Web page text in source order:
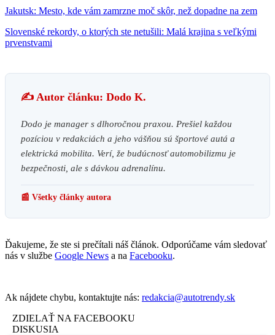
Jakutsk: Mesto, kde vám zamrzne moč skôr, než dopadne na zem
Slovenské rekordy, o ktorých ste netušili: Malá krajina s veľkými
prvenstvami
✍️ Autor článku: Dodo K.
Dodo je manager s dlhoročnou praxou. Prešiel každou
pozíciou v redakciách a jeho vášňou sú športové autá a
elektrická mobilita. Verí, že budúcnosť automobilizmu je
bezpečnosti, ale s dávkou adrenalínu.
📰 Všetky články autora
Ďakujeme, že ste si prečítali náš článok. Odporúčame vám sledovať
nás v službe Google News a na Facebooku.
Ak nájdete chybu, kontaktujte nás: redakcia@autotrendy.sk
ZDIELAŤ NA FACEBOOKU
DISKUSIA